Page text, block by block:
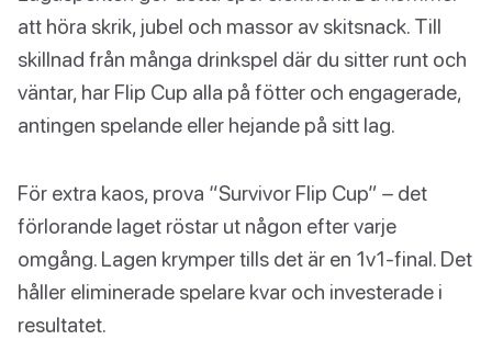
att höra skrik, jubel och massor av skitsnack. Till
skillnad från många drinkspel där du sitter runt och
väntar, har Flip Cup alla på fötter och engagerade,
antingen spelande eller hejande på sitt lag.
För extra kaos, prova “Survivor Flip Cup” – det
förlorande laget röstar ut någon efter varje
omgång. Lagen krymper tills det är en 1v1-final. Det
håller eliminerade spelare kvar och investerade i
resultatet.